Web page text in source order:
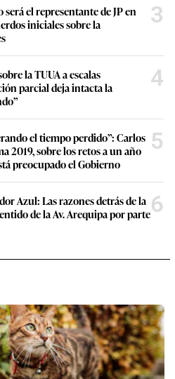
el representante de JP en
iniciales sobre la
3
la TUUA a escalas
parcial deja intacta la
4
el tiempo perdido”: Carlos
2019, sobre los retos a un año
preocupado el Gobierno
5
Azul: Las razones detrás de la
de la Av. Arequipa por parte6